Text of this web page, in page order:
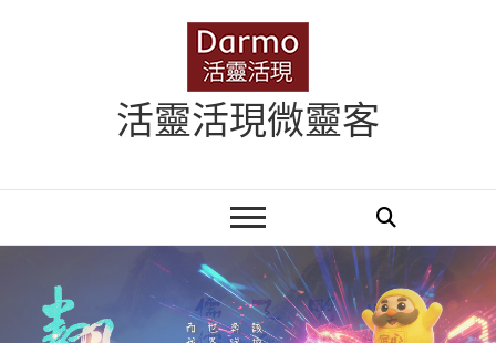
活靈活現微靈客